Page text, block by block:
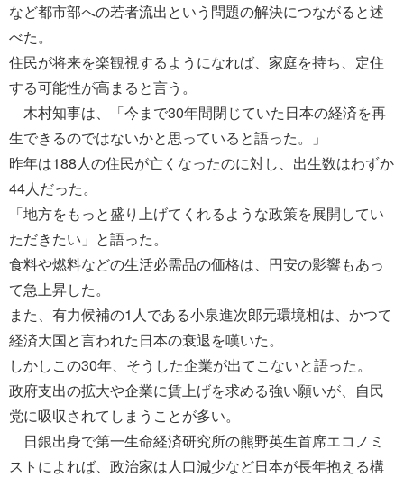
など都市部への若者流出という問題の解決につながると述
べた。
住民が将来を楽観視するようになれば、家庭を持ち、定住
する可能性が高まると言う。
木村知事は、「今まで30年間閉じていた日本の経済を再
生できるのではないかと思っていると語った。」
昨年は188人の住民が亡くなったのに対し、出生数はわずか
44人だった。
「地方をもっと盛り上げてくれるような政策を展開してい
ただきたい」と語った。
食料や燃料などの生活必需品の価格は、円安の影響もあっ
て急上昇した。
また、有力候補の1人である小泉進次郎元環境相は、かつて
経済大国と言われた日本の衰退を嘆いた。
しかしこの30年、そうした企業が出てこないと語った。
政府支出の拡大や企業に賃上げを求める強い願いが、自民
党に吸収されてしまうことが多い。
日銀出身で第一生命経済研究所の熊野英生首席エコノミ
ストによれば、政治家は人口減少など日本が長年抱える構